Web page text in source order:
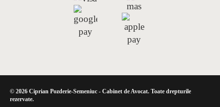
© 2026 Ciprian Pozderie-Semeniuc - Cabinet de Avocat. Toate drepturile
rezervate.